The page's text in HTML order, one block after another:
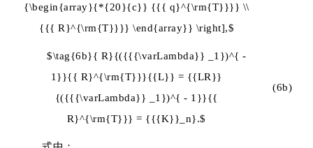
{\begin{array}{*{20}{c}} {{{ q}^{\rm{T}}}} \\
{{{ R}^{\rm{T}}}} \end{array}} \right],$
$\tag{6b}{ R}{({{{\varLambda}} _1})^{ -
1}}{{ R}^{\rm{T}}}{{L}} = {{LR}}
{({{{\varLambda}} _1})^{ - 1}}{{
R}^{\rm{T}}} = {{{K}}_n}.$
(6b)